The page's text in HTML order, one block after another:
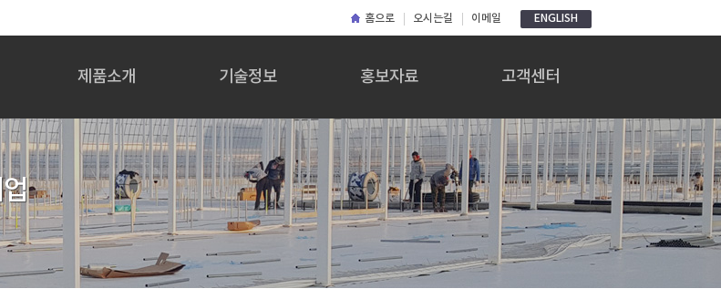
홈으로 오시는길 이메일 ENGLISH
제품소개
주요 제품라인
직조필름 특성
직조필름 시공방법
농자재
산업용
기타
기술정보
기반기술/관련기술
생산공정도
사용용도
홍보자료
홍보자료
자료실
고객센터
공지사항
Q&A